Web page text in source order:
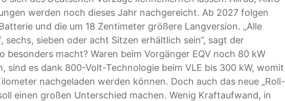
werden noch dieses Jahr nachgereicht. Ab 2027 folgen
und die um 18 Zentimeter größere Langversion. „Alle
sieben oder acht Sitzen erhältlich sein“, sagt der
besonders macht? Waren beim Vorgänger EQV noch 80 kW
sind es dank 800-Volt-Technologie beim VLE bis 300 kW, womit
nachgeladen werden können. Doch auch das neue „Roll-
einen großen Unterschied machen. Wenig Kraftaufwand, in